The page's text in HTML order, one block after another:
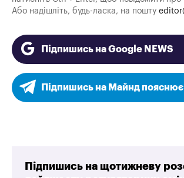
Або надішліть, будь-ласка, на пошту
Підпишись на Google NEWS
Підпишись на Майнд пояснює
Підпишись на щотижневу